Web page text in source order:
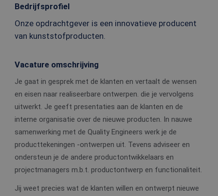
Bedrijfsprofiel
Onze opdrachtgever is een innovatieve producent
van kunststofproducten.
Vacature omschrijving
Je gaat in gesprek met de klanten en vertaalt de wensen
en eisen naar realiseerbare ontwerpen. die je vervolgens
uitwerkt. Je geeft presentaties aan de klanten en de
interne organisatie over de nieuwe producten. In nauwe
samenwerking met de Quality Engineers werk je de
producttekeningen -ontwerpen uit. Tevens adviseer en
ondersteun je de andere productontwikkelaars en
projectmanagers m.b.t. productontwerp en functionaliteit.
Jij weet precies wat de klanten willen en ontwerpt nieuwe